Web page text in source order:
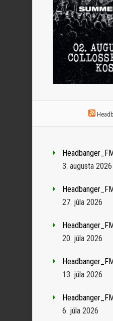
3. augusta 2026
27. júla 2026
20. júla 2026
13. júla 2026
6. júla 2026